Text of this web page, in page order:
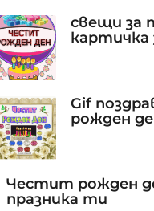
свещи за
картичка
Gif
рожден
Честит рожден
празника ти